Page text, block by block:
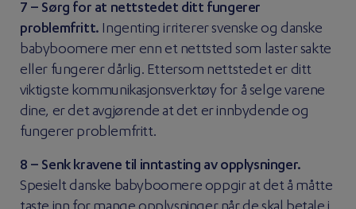
7 – Sørg for at nettstedet ditt fungerer
problemfritt. Ingenting irriterer svenske og danske
babyboomere mer enn et nettsted som laster sakte
eller fungerer dårlig. Ettersom nettstedet er ditt
viktigste kommunikasjonsverktøy for å selge varene
dine, er det avgjørende at det er innbydende og
fungerer problemfritt.
8 – Senk kravene til inntasting av opplysninger.
Spesielt danske babyboomere oppgir at det å måtte